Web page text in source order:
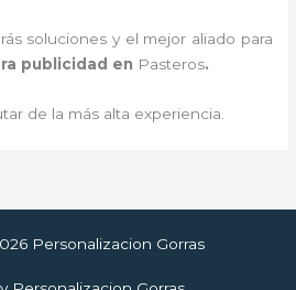
soluciones y el mejor aliado para
publicidad en Pasteros.
de la más alta experiencia.
Personalizacion Gorras